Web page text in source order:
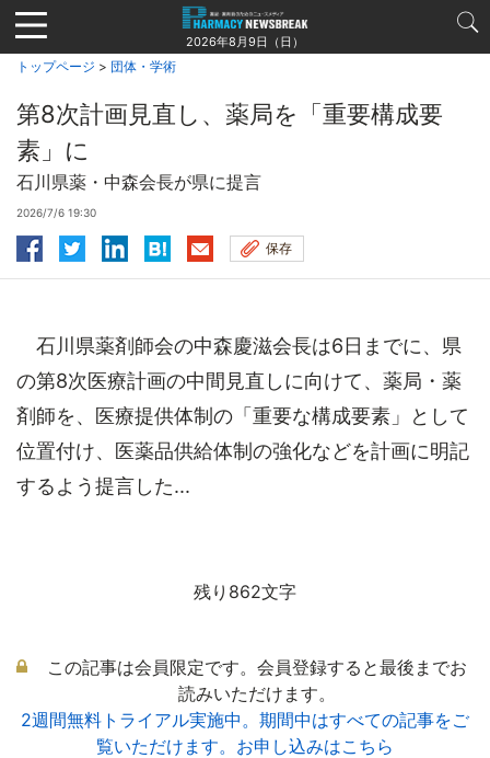
Jump
to
navigation
2026年8月9日（日）
トップページ > 団体・学術
第8次計画見直し、薬局を「重要構成要
素」に
石川県薬・中森会長が県に提言
2026/7/6 19:30
保存
石川県薬剤師会の中森慶滋会長は6日までに、県
の第8次医療計画の中間見直しに向けて、薬局・薬
剤師を、医療提供体制の「重要な構成要素」として
位置付け、医薬品供給体制の強化などを計画に明記
するよう提言した...
残り862文字
この記事は会員限定です。会員登録すると最後までお
読みいただけます。
2週間無料トライアル実施中。期間中はすべての記事をご
覧いただけます。お申し込みはこちら